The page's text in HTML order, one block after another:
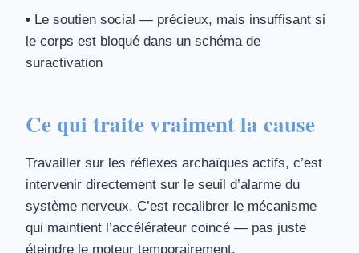
• Le soutien social — précieux, mais insuffisant si
le corps est bloqué dans un schéma de
suractivation
Ce qui traite vraiment la cause
Travailler sur les réflexes archaïques actifs, c’est
intervenir directement sur le seuil d’alarme du
système nerveux. C’est recalibrer le mécanisme
qui maintient l’accélérateur coincé — pas juste
éteindre le moteur temporairement.